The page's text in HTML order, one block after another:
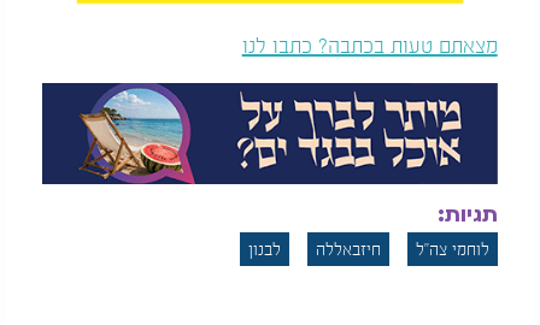
מצאתם טעות בכתבה? כתבו לנו
תגיות:
לוחמי צה''ל חיזבאללה לבנון